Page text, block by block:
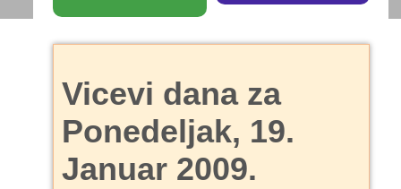
Vicevi dana za
Ponedeljak, 19.
Januar 2009.